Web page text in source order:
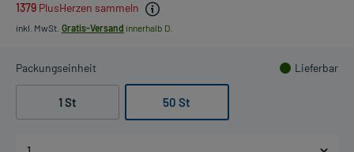
1379 PlusHerzen sammeln
inkl. MwSt. Gratis-Versand innerhalb D.
Packungseinheit Lieferbar
1 St 50 St